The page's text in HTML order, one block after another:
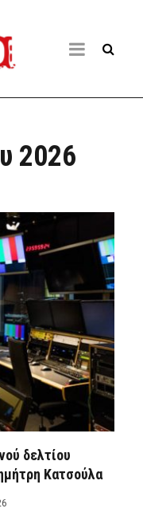
2026
δελτίου
Κατσούλα